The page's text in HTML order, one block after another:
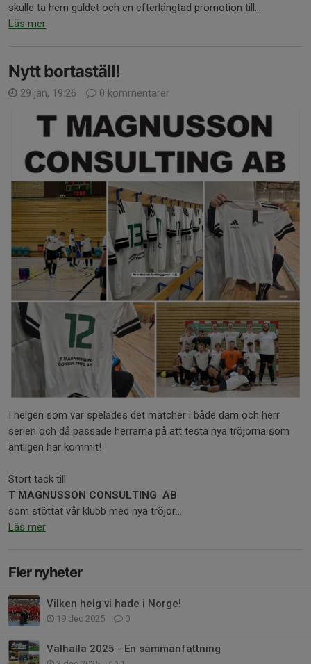
skulle ta hem guldet och en efterlängtad promotion till...
Läs mer
Nytt bortaställ!
29 jan, 19:26 0 kommentarer
I helgen som var spelades det matcher i både dam och herr
serien och då passade herrarna på att testa nya tröjorna som
äntligen har kommit!
Stort tack till
T MAGNUSSON CONSULTING AB
som stöttat vår klubb med nya tröjor...
Läs mer
Fler nyheter
Vilken helg vi hade i Norge!
19 dec 2025 0
Valhalla 2025 - En sammanfattning